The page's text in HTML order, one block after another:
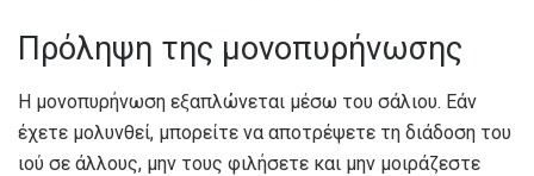
Πρόληψη της μονοπυρήνωσης
Η μονοπυρήνωση εξαπλώνεται μέσω του σάλιου. Εάν
έχετε μολυνθεί, μπορείτε να αποτρέψετε τη διάδοση του
ιού σε άλλους, μην τους φιλήσετε και μην μοιράζεστε